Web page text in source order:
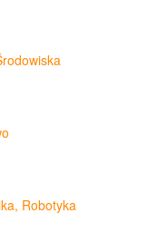
Robotyka